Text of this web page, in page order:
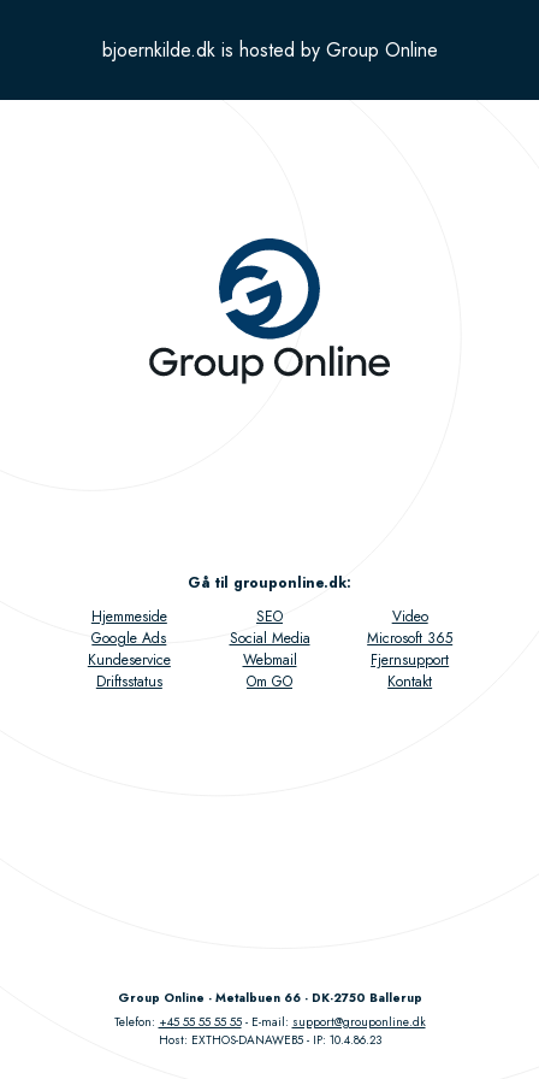
bjoernkilde.dk is hosted by Group Online
Gå til grouponline.dk:
Hjemmeside
SEO
Video
Google Ads
Social Media
Microsoft 365
Kundeservice
Webmail
Fjernsupport
Driftsstatus
Om GO Kontakt
Group Online - Metalbuen 66 - DK-2750 Ballerup
Telefon: +45 55 55 55 55 E-mail: support@grouponline.dk
Host: EXTHOS-DANAWEB5
IP: 10.4.86.23